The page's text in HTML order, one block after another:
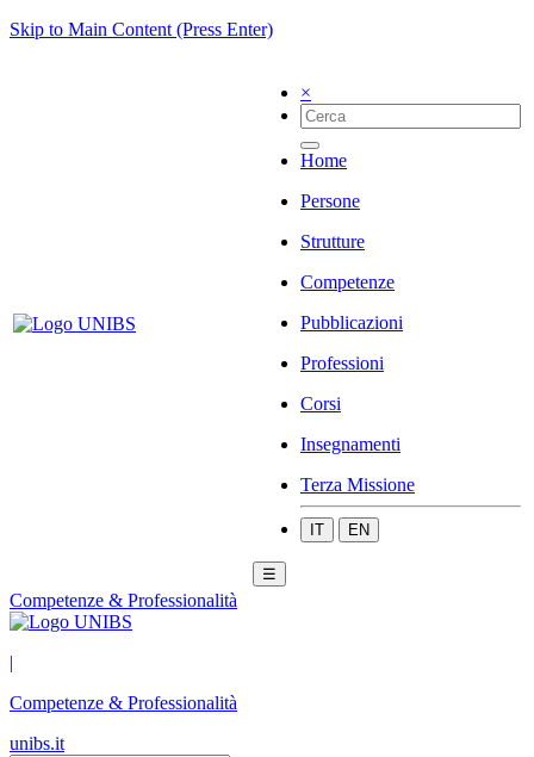
Skip to Main Content (Press Enter)
×
Home
Persone
Strutture
Competenze
Pubblicazioni
Professioni
Corsi
Insegnamenti
Terza Missione
IT EN
☰
Competenze & Professionalità
|
Competenze & Professionalità
unibs.it